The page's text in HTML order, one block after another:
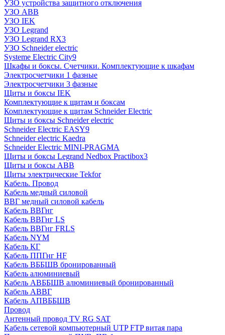
УЗО устройства защитного отключения
УЗО ABB
УЗО IEK
УЗО Legrand
УЗО Legrand RX3
УЗО Schneider electric
Systeme Electric City9
Шкафы и боксы. Счетчики. Комплектующие к шкафам
Электросчетчики 1 фазные
Электросчетчики 3 фазные
Щиты и боксы IEK
Комплектующие к щитам и боксам
Комплектующие к щитам Schneider Electric
Щиты и боксы Schneider electric
Schneider Electric EASY9
Schneider electric Kaedra
Schneider Electric MINI-PRAGMA
Щиты и боксы Legrand Nedbox Practibox3
Щиты и боксы ABB
Щиты электрические Tekfor
Кабель. Провод
Кабель медный силовой
ВВГ медный силовой кабель
Кабель ВВГнг
Кабель ВВГнг LS
Кабель ВВГнг FRLS
Кабель NYM
Кабель КГ
Кабель ППГнг HF
Кабель ВББШВ бронированный
Кабель алюминиевый
Кабель АВББШВ алюминиевый бронированный
Кабель АВВГ
Кабель АПВББШВ
Провод
Антенный провод TV RG SAT
Кабель сетевой компьютерный UTP FTP витая пара